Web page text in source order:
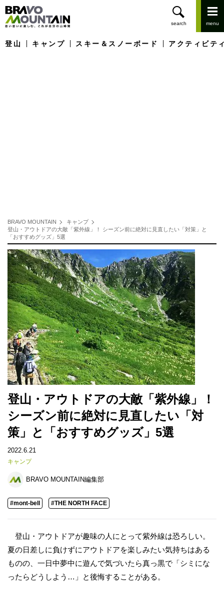
登山 キャンプ スキー＆スノーボード アクティビテ
BRAVO MOUNTAIN
キャンプ
登山・アウトドアの大敵「紫外線」！ シーズン前に絶対に見直したい「対策」と
「おすすめグッズ」5選
登山・アウトドアの大敵「紫外線」！
シーズン前に絶対に見直したい「対
策」と「おすすめグッズ」5選
2022.6.21
キャンプ
BRAVO MOUNTAIN編集部
#mont-bell #THE NORTH FACE
登山・アウトドアが趣味の人にとって紫外線は恐ろしい。
夏の日差しに負けずにアウトドアを楽しみたい気持ちはある
ものの、一日中夢中に遊んで気づいたら真っ黒で「シミにな
ったらどうしよう…」と後悔することがある。